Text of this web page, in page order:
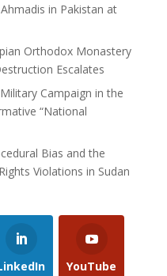
in Pakistan at
Orthodox Monastery
Escalates
Campaign in the
“National
Bias and the
Violations in Sudan
YouTube